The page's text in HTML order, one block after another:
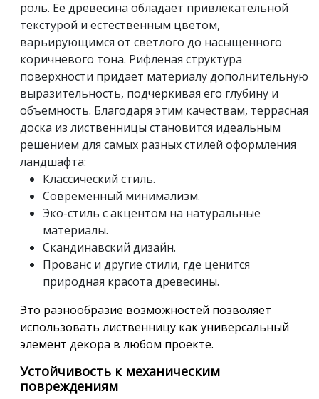
роль. Ее древесина обладает привлекательной
текстурой и естественным цветом,
варьирующимся от светлого до насыщенного
коричневого тона. Рифленая структура
поверхности придает материалу дополнительную
выразительность, подчеркивая его глубину и
объемность. Благодаря этим качествам, террасная
доска из лиственницы становится идеальным
решением для самых разных стилей оформления
ландшафта:
Классический стиль.
Современный минимализм.
Эко-стиль с акцентом на натуральные
материалы.
Скандинавский дизайн.
Прованс и другие стили, где ценится
природная красота древесины.
Это разнообразие возможностей позволяет
использовать лиственницу как универсальный
элемент декора в любом проекте.
Устойчивость к механическим
повреждениям